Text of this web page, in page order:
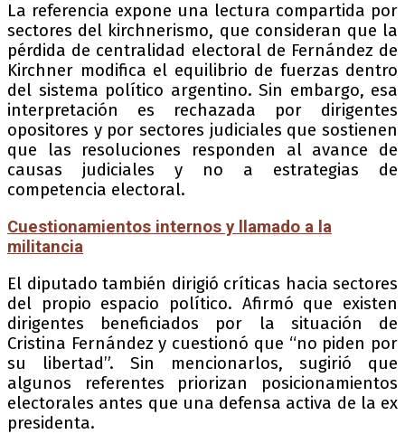
La referencia expone una lectura compartida por
sectores del kirchnerismo, que consideran que la
pérdida de centralidad electoral de Fernández de
Kirchner modifica el equilibrio de fuerzas dentro
del sistema político argentino. Sin embargo, esa
interpretación es rechazada por dirigentes
opositores y por sectores judiciales que sostienen
que las resoluciones responden al avance de
causas judiciales y no a estrategias de
competencia electoral.
Cuestionamientos internos y llamado a la
militancia
El diputado también dirigió críticas hacia sectores
del propio espacio político. Afirmó que existen
dirigentes beneficiados por la situación de
Cristina Fernández y cuestionó que “no piden por
su libertad”. Sin mencionarlos, sugirió que
algunos referentes priorizan posicionamientos
electorales antes que una defensa activa de la ex
presidenta.